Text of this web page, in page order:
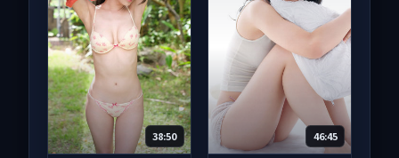
38:50 46:45